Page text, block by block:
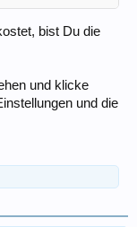
bist Du die
und klicke
und die